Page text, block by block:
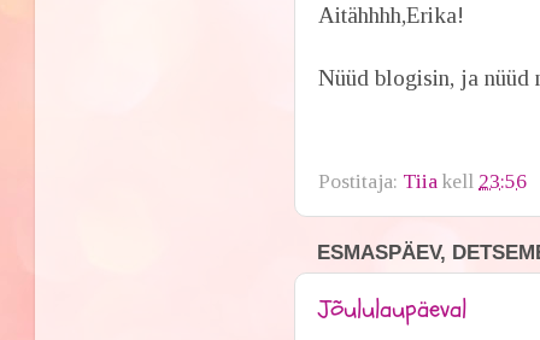
Aitähhhh,Erika!
Nüüd blogisin, ja nüüd
Postitaja: Tiia kell 23:56
ESMASPÄEV,
Jõululaupäeval